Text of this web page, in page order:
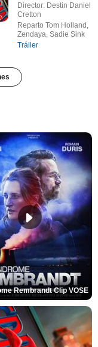
Director: Destin Daniel
Cretton
Reparto Tom Holland,
Zendaya, Sadie Sink
Tráiler
Rembrandt Clip VOSE